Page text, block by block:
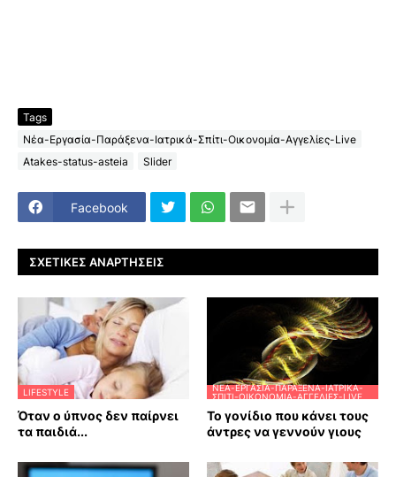
Tags
Νέα-Εργασία-Παράξενα-Ιατρικά-Σπίτι-Οικονομία-Αγγελίες-Live
Atakes-status-asteia
Slider
Facebook
ΣΧΕΤΙΚΈΣ ΑΝΑΡΤΉΣΕΙΣ
LIFESTYLE
Όταν ο ύπνος δεν παίρνει
τα παιδιά...
ΝΈΑ-ΕΡΓΑΣΊΑ-ΠΑΡΆΞΕΝΑ-ΙΑΤΡΙΚΆ-
ΣΠΊΤΙ-ΟΙΚΟΝΟΜΊΑ-ΑΓΓΕΛΊΕΣ-LIVE
Το γονίδιο που κάνει τους
άντρες να γεννούν γιους